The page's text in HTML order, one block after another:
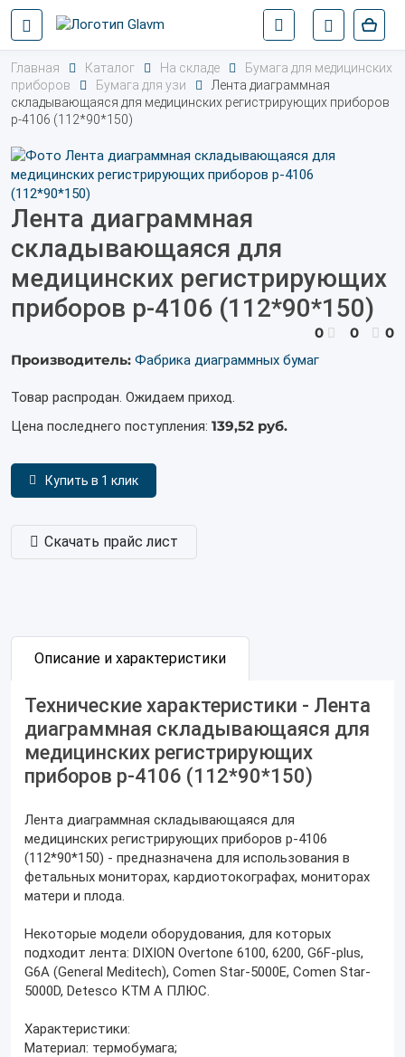
Главная Каталог На складе
Бумага для медицинских
приборов
Бумага для узи
Лента диаграммная
складывающаяся для медицинских регистрирующих приборов
р-4106 (112*90*150)
Лента диаграммная
складывающаяся для
медицинских регистрирующих
приборов р-4106 (112*90*150)
0 0
0
Производитель: Фабрика диаграммных бумаг
Товар распродан. Ожидаем приход.
Цена последнего поступления: 139,52 руб.
Купить в 1 клик
Скачать прайс лист
Описание и характеристики
Технические характеристики - Лента
диаграммная складывающаяся для
медицинских регистрирующих
приборов р-4106 (112*90*150)
Лента диаграммная складывающаяся для
медицинских регистрирующих приборов р-4106
(112*90*150) - предназначена для использования в
фетальных мониторах, кардиотокографах, мониторах
матери и плода.
Некоторые модели оборудования, для которых
подходит лента: DIXION Overtone 6100, 6200, G6F-plus,
G6A (General Meditech), Comen Star-5000E, Comen Star-
5000D, Detesco КТМ А ПЛЮС.
Характеристики:
Материал: термобумага;